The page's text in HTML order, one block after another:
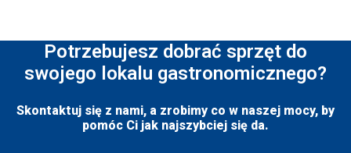
Potrzebujesz dobrać sprzęt do
swojego lokalu gastronomicznego?
Skontaktuj się z nami, a zrobimy co w naszej mocy, by
pomóc Ci jak najszybciej się da.